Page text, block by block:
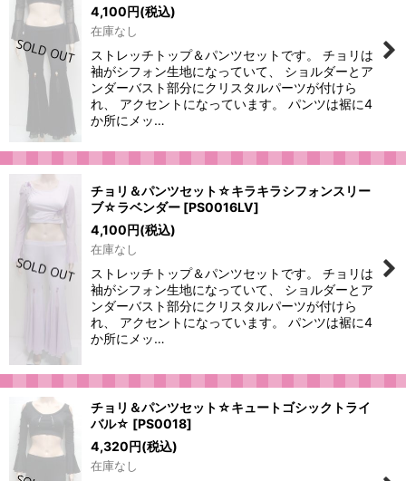
4,100円(税込)
在庫なし
ストレッチトップ＆パンツセットです。 チョリは
袖がシフォン生地になっていて、 ショルダーとア
ンダーバスト部分にクリスタルパーツが付けら
れ、 アクセントになっています。 パンツは裾に4
か所にメッ…
チョリ＆パンツセット☆キラキラシフォンスリー
ブ☆ラベンダー [PS0016LV]
4,100円(税込)
在庫なし
ストレッチトップ＆パンツセットです。 チョリは
袖がシフォン生地になっていて、 ショルダーとア
ンダーバスト部分にクリスタルパーツが付けら
れ、 アクセントになっています。 パンツは裾に4
か所にメッ…
チョリ＆パンツセット☆キュートゴシックトライ
バル☆ [PS0018]
4,320円(税込)
在庫なし